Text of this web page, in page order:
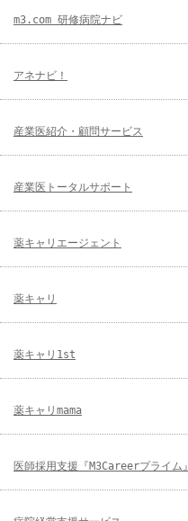
m3.com 研修病院ナビ
アネナビ！
産業医紹介・顧問サービス
産業医トータルサポート
薬キャリエージェント
薬キャリ
薬キャリ1st
薬キャリmama
医師採用支援『M3Careerプライム』